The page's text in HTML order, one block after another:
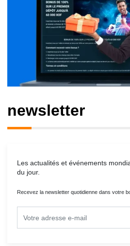
newsletter
Les actualités et événements
du jour.
Recevez la newsletter quotidienne dans votre